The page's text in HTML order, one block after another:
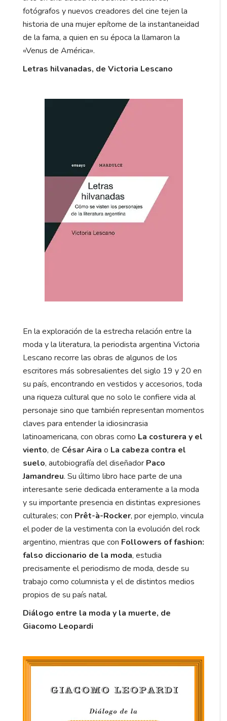
fotógrafos y nuevos creadores del cine tejen la
historia de una mujer epítome de la instantaneidad
de la fama, a quien en su época la llamaron la
«Venus de América».
Letras hilvanadas, de Victoria Lescano
En la exploración de la estrecha relación entre la
moda y la literatura, la periodista argentina Victoria
Lescano recorre las obras de algunos de los
escritores más sobresalientes del siglo 19 y 20 en
su país, encontrando en vestidos y accesorios, toda
una riqueza cultural que no solo le confiere vida al
personaje sino que también representan momentos
claves para entender la idiosincrasia
latinoamericana, con obras como La costurera y el
viento, de César Aira o La cabeza contra el
suelo, autobiografía del diseñador Paco
Jamandreu. Su último libro hace parte de una
interesante serie dedicada enteramente a la moda
y su importante presencia en distintas expresiones
culturales; con Prêt-à-Rocker, por ejemplo, vincula
el poder de la vestimenta con la evolución del rock
argentino, mientras que con Followers of fashion:
falso diccionario de la moda, estudia
precisamente el periodismo de moda, desde su
trabajo como columnista y el de distintos medios
propios de su país natal.
Diálogo entre la moda y la muerte, de
Giacomo Leopardi